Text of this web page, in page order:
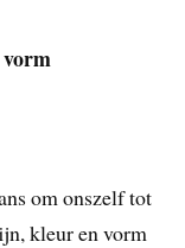
om onszelf tot
kleur en vorm